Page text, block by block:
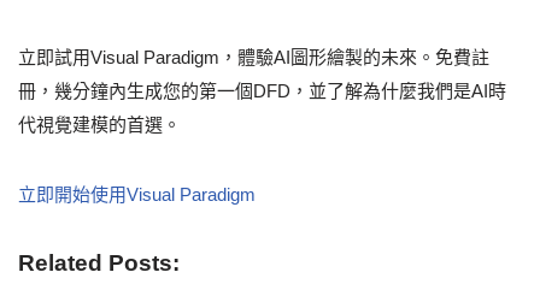
立即試用Visual Paradigm，體驗AI圖形繪製的未來。免費註
冊，幾分鐘內生成您的第一個DFD，並了解為什麼我們是AI時
代視覺建模的首選。
立即開始使用Visual Paradigm
Related Posts: